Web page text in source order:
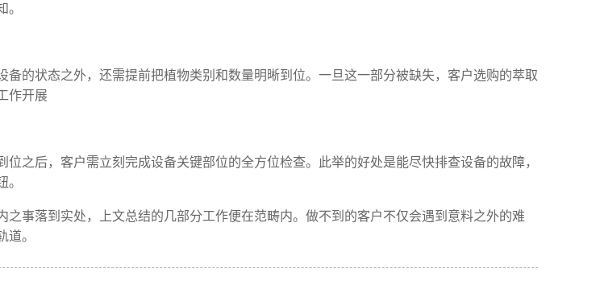
的状态之外，还需提前把植物类别和数量明晰到位。一旦这一部分被缺失，客户选购的萃取
作开展
之后，客户需立刻完成设备关键部位的全方位检查。此举的好处是能尽快排查设备的故障，
事落到实处，上文总结的几部分工作便在范畴内。做不到的客户不仅会遇到意料之外的难
。